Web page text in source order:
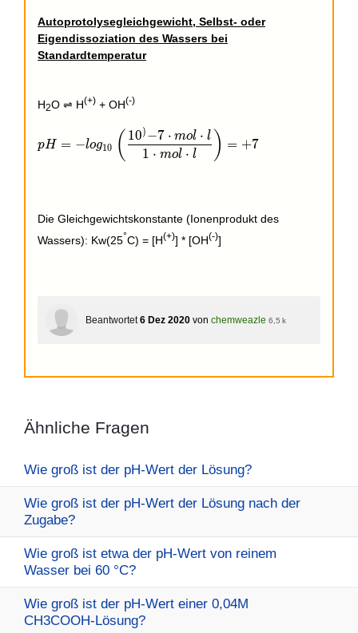
Autoprotolysegleichgewicht, Selbst- oder
Eigendissoziation des Wassers bei
Standardtemperatur
H2O ⇌ H(+) + OH(-)
pH = -log_{10}\left(\frac{10^){-7}\cdot
pH = −log10 ( 1 ⋅ mol ⋅ l
10) −7 ⋅ mol ⋅ l ) = +7
Die Gleichgewichtskonstante (Ionenprodukt des
Wassers): Kw(25°C) = [H(+)] * [OH(-)]
Beantwortet 6 Dez 2020 von chemweazle 6,5 k
Ähnliche Fragen
Wie groß ist der pH-Wert der Lösung?
Wie groß ist der pH-Wert der Lösung nach der
Zugabe?
Wie groß ist etwa der pH-Wert von reinem
Wasser bei 60 °C?
Wie groß ist der pH-Wert einer 0,04M
CH3COOH-Lösung?